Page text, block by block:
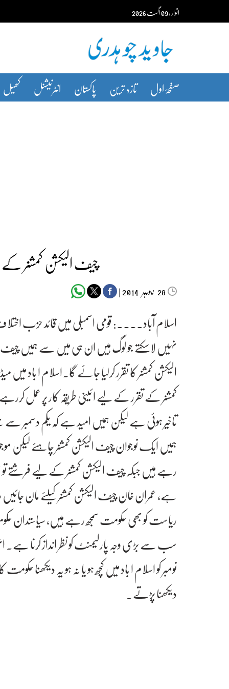
content اتوار‬‮،09اگست‬‮2026
صفحۂ اول تازہ ترین پاکستان انٹرنیشنل کھیل
چیف الیکشن کمشنر
28‬‮نومبر‬‮ |
اسلام آباد۔۔۔۔: قومی اسمبلی میں قائد حزب
نہیں لاسکتے جو لوگ ہیں ان ہی میں سے ہمیں چیف
الیکشن کمشنر کا تقرر کرلیا جائے گا۔اسلام ا
کمشنر کے تقرر کے لیے ا ئینی طریقہ کار پر
تاخیر ہوئی ہے لیکن ہمیں امید ہے کہ یکم دسمبر
رہے ہیں جبکہ چیف الیکشن کمشنر کے لیے فرشتے تو
ہے، عمران خان چیف الیکشن کمشنر کیلئے مان جائیں
ریاست کو بھی حکومت سمجھ رہے ہیں،
نومبر کو اسلام ا باد میں کچھ ہو یا نہ ہو یہ دیکھنا
دیکھنا پڑتے۔